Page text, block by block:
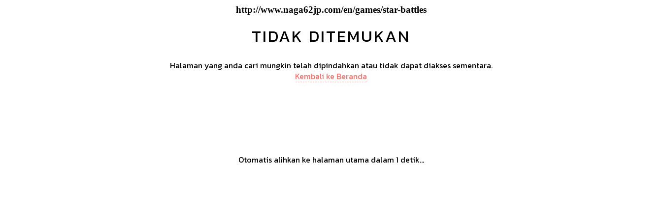
http://www.naga62jp.com/en/games/star-battles
TIDAK DITEMUKAN
Halaman yang anda cari mungkin telah dipindahkan atau tidak dapat diakses sementara.
Kembali ke Beranda
Otomatis alihkan ke halaman utama dalam 1 detik...